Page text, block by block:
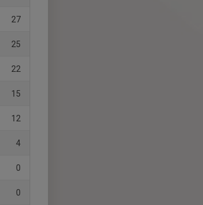
27
25
22
15
12
4
0
0